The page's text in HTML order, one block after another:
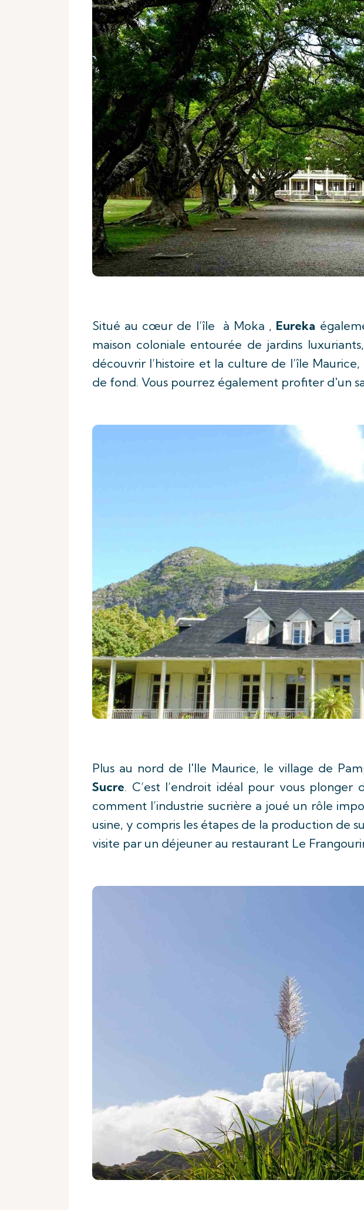
Situé au cœur de l’île à Moka , Eureka
maison coloniale entourée de jardins
découvrir l’histoire et la culture de l’île
de fond. Vous pourrez également profiter d'un
Plus au nord de l'Ile Maurice, le village de
Sucre. C’est l’endroit idéal pour vous
comment l’industrie sucrière a joué un rôle
usine, y compris les étapes de la production de
visite par un déjeuner au restaurant Le